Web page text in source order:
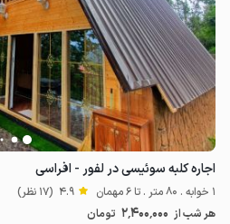
اجاره کلبه سوئیسی در لفور - افراسی
1 خوابه . 80 متر . تا 6 مهمان 4.9 (17 نظر)
هر شب از 2٬400٬000 تومان